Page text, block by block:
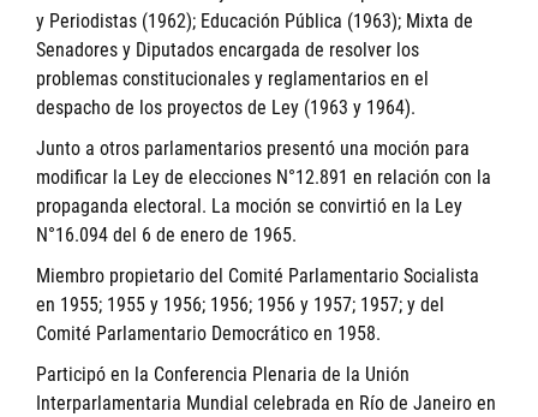
y Periodistas (1962); Educación Pública (1963); Mixta de
Senadores y Diputados encargada de resolver los
problemas constitucionales y reglamentarios en el
despacho de los proyectos de Ley (1963 y 1964).
Junto a otros parlamentarios presentó una moción para
modificar la Ley de elecciones N°12.891 en relación con la
propaganda electoral. La moción se convirtió en la Ley
N°16.094 del 6 de enero de 1965.
Miembro propietario del Comité Parlamentario Socialista
en 1955; 1955 y 1956; 1956; 1956 y 1957; 1957; y del
Comité Parlamentario Democrático en 1958.
Participó en la Conferencia Plenaria de la Unión
Interparlamentaria Mundial celebrada en Río de Janeiro en